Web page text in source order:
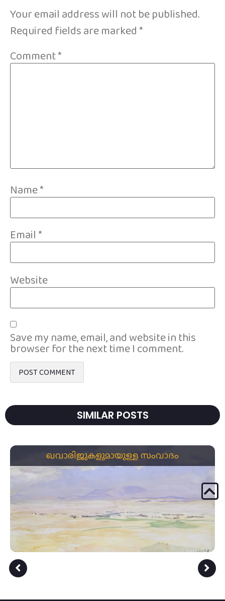
Your email address will not be published.
Required fields are marked*
Comment*
Name*
Email*
Website
Save my name, email, and website in this
browser for the next time I comment.
SIMILAR POSTS
ഖവാരിജുകളുമായുള്ള സംവാദം